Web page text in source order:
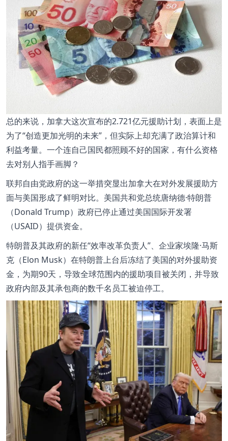
总的来说，加拿大这次宣布的2.721亿元援助计划，表面上是
为了“创造更加光明的未来”，但实际上却充满了政治算计和
利益考量。一个连自己国民都照顾不好的国家，有什么资格
去对别人指手画脚？
联邦自由党政府的这一举措突显出加拿大在对外发展援助方
面与美国形成了鲜明对比。美国共和党总统唐纳德·特朗普
（Donald Trump）政府已停止通过美国国际开发署
（USAID）提供资金。
特朗普及其政府的新任“效率改革负责人”、企业家埃隆·马斯
克（Elon Musk）在特朗普上台后冻结了美国的对外援助资
金，为期90天，导致全球范围内的援助项目被关闭，并导致
政府内部及其承包商的数千名员工被迫停工。